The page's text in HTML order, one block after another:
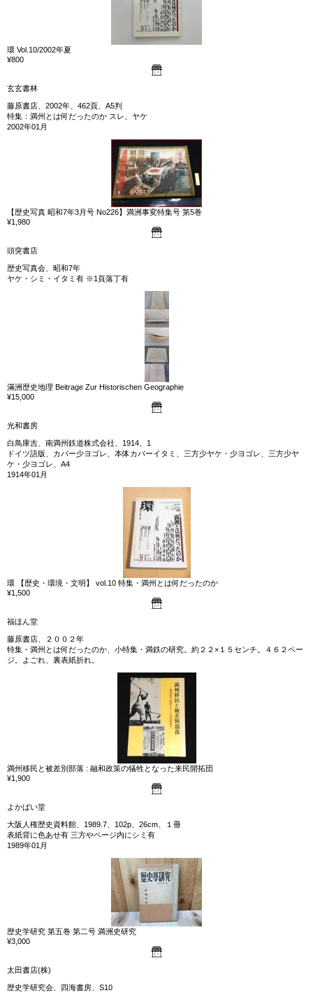
環 Vol.10/2002年夏
¥800
玄玄書林
藤原書店、2002年、462頁、A5判
特集：満州とは何だったのか スレ、ヤケ
2002年01月
【歴史写真 昭和7年3月号 No226】満洲事変特集号 第5巻
¥1,980
頭突書店
歴史写真会、昭和7年
ヤケ・シミ・イタミ有 ※1頁落丁有
滿洲歴史地理 Beitrage Zur Historischen Geographie
¥15,000
光和書房
白鳥庫吉、南満州鉄道株式会社、1914、1
ドイツ語版、カバー少ヨゴレ、本体カバーイタミ、三方少ヤケ・少ヨゴレ、三方少ヤ
ケ・少ヨゴレ、A4
1914年01月
環 【歴史・環境・文明】 vol.10 特集・満州とは何だったのか
¥1,500
福ほん堂
藤原書店、２００２年
特集・満州とは何だったのか、小特集・満鉄の研究。約２２×１５センチ。４６２ペー
ジ。よごれ、裏表紙折れ。
満州移民と被差別部落 : 融和政策の犠牲となった来民開拓団
¥1,900
よかばい堂
大阪人権歴史資料館、1989.7、102p、26cm、１冊
表紙背に色あせ有 三方やページ内にシミ有
1989年01月
歴史学研究 第五巻 第二号 満洲史研究
¥3,000
太田書店(株)
歴史学研究会、四海書房、S10